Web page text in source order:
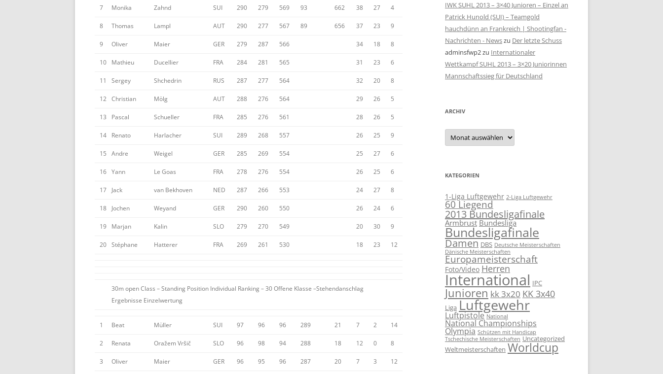
7 Monika Zahnd SUI 290 279 569 93 662 38 27 4
8 Thomas Lampl AUT 290 277 567 89 656 37 23 9
9 Oliver Maier GER 279 287 566 34 18 8
10 Mathieu Ducellier FRA 284 281 565 31 23 6
11 Sergey Shchedrin RUS 287 277 564 32 20 8
12 Christian Mölg AUT 288 276 564 29 26 5
13 Pascal Schueller FRA 285 276 561 28 26 5
14 Renato Harlacher SUI 289 268 557 26 25 9
15 Andre Weigel GER 285 269 554 25 27 6
16 Yann Le Goas FRA 278 276 554 26 25 6
17 Jack van Bekhoven NED 287 266 553 24 27 8
18 Jochen Weyand GER 290 260 550 26 24 6
19 Marjan Kalin SLO 279 270 549 20 30 9
20 Stéphane Hatterer FRA 269 261 530 18 23 12
30m open Class – Standing Position Individual Ranking – 30 Offene Klasse –Stehendanschlag
Ergebnisse Einzelwertung
1 Beat Müller SUI 97 96 96 289 21 7 2 14
2 Renata Oražem Vršič SLO 96 98 94 288 18 12 0 8
3 Oliver Maier GER 96 95 96 287 20 7 3 12
IWK SUHL 2013 – 3×40 Junioren – Einzel an
Patrick Hunold (SUI) – Teamgold
hauchdünn an Frankreich | Shootingfan -
Nachrichten - Newszu Der letzte Schuss
adminsfwp2zu Internationaler
Wettkampf SUHL 2013 – 3×20 Juniorinnen
Mannschaftssieg für Deutschland
ARCHIV
Archiv
KATEGORIEN
1-Liga Luftgewehr 2-Liga Luftgewehr
60 Liegend
2013 Bundesligafinale
ArmbrustBundesliga
Bundesligafinale
Damen DBS Deutsche Meisterschaften
Dänische Meisterschaften
Europameisterschaft
Foto/Video Herren
International IPC
Junioren kk 3x20 KK 3x40
Liga Luftgewehr
Luftpistole National
National Championships
Olympia Schützen mit Handicap
Tschechische Meisterschaften Uncategorized
Weltmeisterschaften Worldcup